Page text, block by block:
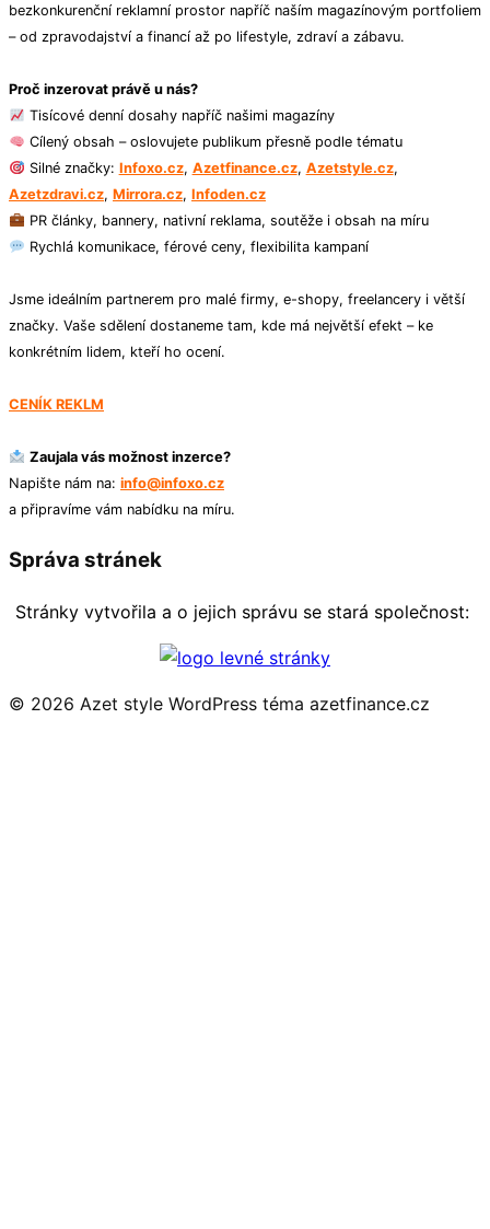
bezkonkurenční reklamní prostor napříč naším magazínovým portfoliem
– od zpravodajství a financí až po lifestyle, zdraví a zábavu.
Proč inzerovat právě u nás?
Tisícové denní dosahy napříč našimi magazíny
Cílený obsah – oslovujete publikum přesně podle tématu
Silné značky: Infoxo.cz, Azetfinance.cz, Azetstyle.cz,
Azetzdravi.cz, Mirrora.cz, Infoden.cz
PR články, bannery, nativní reklama, soutěže i obsah na míru
Rychlá komunikace, férové ceny, flexibilita kampaní
Jsme ideálním partnerem pro malé firmy, e-shopy, freelancery i větší
značky. Vaše sdělení dostaneme tam, kde má největší efekt – ke
konkrétním lidem, kteří ho ocení.
CENÍK REKLM
Zaujala vás možnost inzerce?
Napište nám na: info@infoxo.cz
a připravíme vám nabídku na míru.
Správa stránek
Stránky vytvořila a o jejich správu se stará společnost:
© 2026 Azet style WordPress téma azetfinance.cz